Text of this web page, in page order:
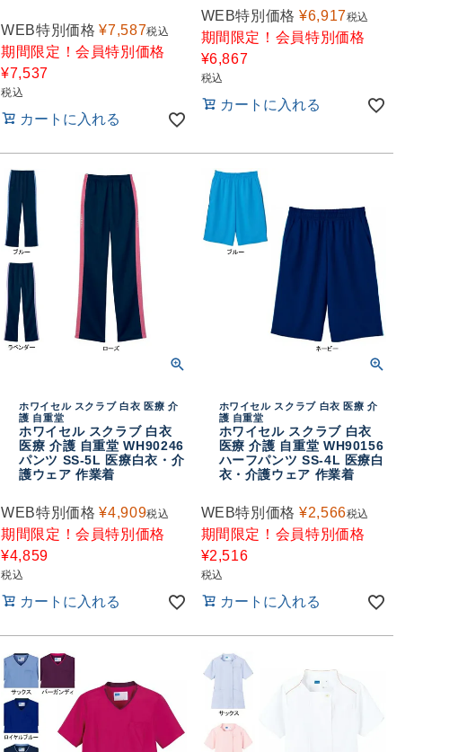
WEB特別価格 ¥7,587税込
期間限定！会員特別価格
¥7,537
税込
カートに入れる
WEB特別価格 ¥6,917税込
期間限定！会員特別価格
¥6,867
税込
カートに入れる
ホワイセル スクラブ 白衣 医療 介
護 自重堂
ホワイセル スクラブ 白衣
医療 介護 自重堂 WH90246
パンツ SS-5L 医療白衣・介
護ウェア 作業着
WEB特別価格 ¥4,909税込
期間限定！会員特別価格
¥4,859
税込
カートに入れる
ホワイセル スクラブ 白衣 医療 介
護 自重堂
ホワイセル スクラブ 白衣
医療 介護 自重堂 WH90156
ハーフパンツ SS-4L 医療白
衣・介護ウェア 作業着
WEB特別価格 ¥2,566税込
期間限定！会員特別価格
¥2,516
税込
カートに入れる